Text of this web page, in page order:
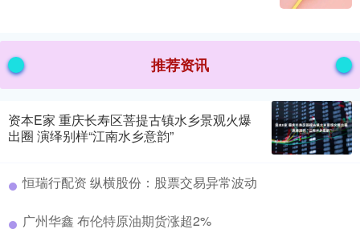
推荐资讯
资本E家 重庆长寿区菩提古镇水乡景观火爆
出圈 演绎别样“江南水乡意韵”
恒瑞行配资 纵横股份：股票交易异常波动
广州华鑫 布伦特原油期货涨超2%